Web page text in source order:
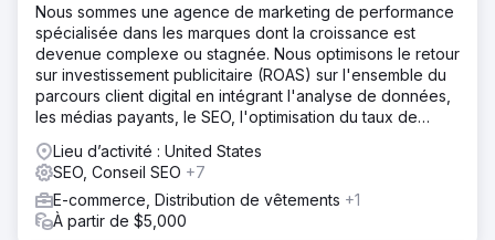
Solution
Audit du site et amélioration des temps de chargement,
de l'architecture du site, du contenu, des éléments de
conversion et de l'expérience mobile. Nous avons
ensuite mené une campagne de sensibilisation pour
acquérir des liens hyper pertinents sur des publications
sur la rénovation domiciliaire, l'immobilier et le bricolage.
Résultat
Grime Time a considérablement augmenté ses cartes et
ses classements organiques à Austin et sur les marchés
Nous sommes une agence de marketing de performance
spécialisée dans les marques dont la croissance est
devenue complexe ou stagnée. Nous optimisons le retour
sur investissement publicitaire (ROAS) sur l'ensemble du
parcours client digital en intégrant l'analyse de données,
les médias payants, le SEO, l'optimisation du taux de
par l'IA au sein d'un système évolutif unique.
Lieu d’activité : United States
SEO, Conseil SEO +7
E-commerce, Distribution de vêtements +1
À partir de $5,000